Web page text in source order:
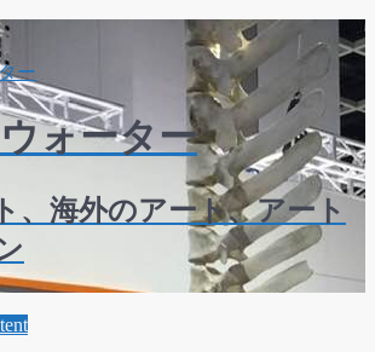
ォーター
、海外のアート、アート